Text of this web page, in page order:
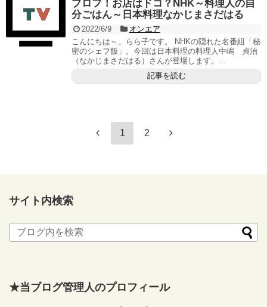
プロフ！お店はドコ？NHK～料理人の自
分ごはん～日本料理なかじまさだはる
2022/6/9
オンエア
こんにちは～。らら子です。 NHKの隠れた名番組「秘
密のシェフ飯」。今回は日本料理の料理人中嶋 貞治
（なかじまさだはる）さんが登場します。...
記事を読む
1 2
サイト内検索
★当ブログ管理人のプロフィール